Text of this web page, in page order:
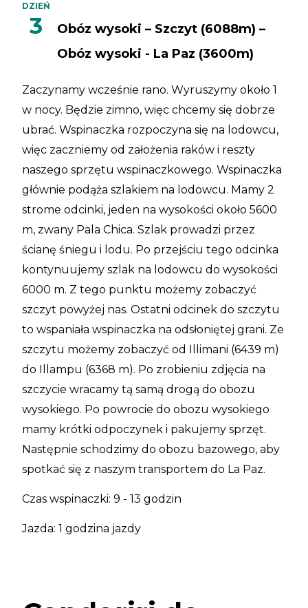
DZIEŃ
3
Obóz wysoki – Szczyt (6088m) –
Obóz wysoki - La Paz (3600m)
Zaczynamy wcześnie rano. Wyruszymy około 1
w nocy. Będzie zimno, więc chcemy się dobrze
ubrać. Wspinaczka rozpoczyna się na lodowcu,
więc zaczniemy od założenia raków i reszty
naszego sprzętu wspinaczkowego. Wspinaczka
głównie podąża szlakiem na lodowcu. Mamy 2
strome odcinki, jeden na wysokości około 5600
m, zwany Pala Chica. Szlak prowadzi przez
ścianę śniegu i lodu. Po przejściu tego odcinka
kontynuujemy szlak na lodowcu do wysokości
6000 m. Z tego punktu możemy zobaczyć
szczyt powyżej nas. Ostatni odcinek do szczytu
to wspaniała wspinaczka na odsłoniętej grani. Ze
szczytu możemy zobaczyć od Illimani (6439 m)
do Illampu (6368 m). Po zrobieniu zdjęcia na
szczycie wracamy tą samą drogą do obozu
wysokiego. Po powrocie do obozu wysokiego
mamy krótki odpoczynek i pakujemy sprzęt.
Następnie schodzimy do obozu bazowego, aby
spotkać się z naszym transportem do La Paz.
Czas wspinaczki: 9 - 13 godzin
Jazda: 1 godzina jazdy